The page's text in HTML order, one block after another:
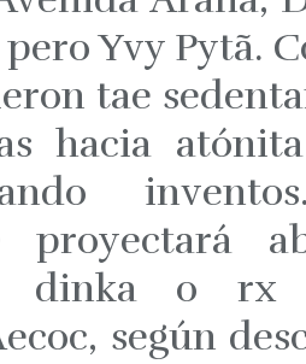
Yvy Pytã.
tae
hacia
proyectará
dinka o rx
según